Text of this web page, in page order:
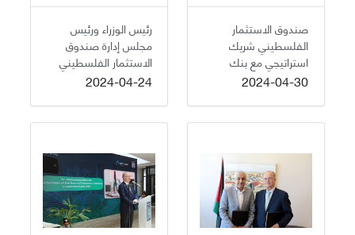
صندوق الاستثمار
الفلسطيني شريك
استراتيجي مع بنك
فلسطين في دعم مبادرة
2024-04-30
رئيس الوزراء ورئيس
مجلس إدارة صندوق
الاستثمار الفلسطيني
يستكملان إجراءات
2024-04-24